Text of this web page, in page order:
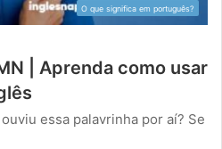
O que significa em português?
| Aprenda como usar
essa palavrinha por aí? Se